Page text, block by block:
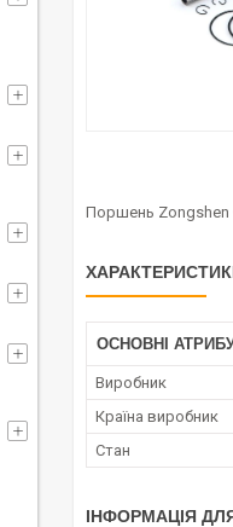
Поршень Zongshen
ОСНОВНІ
Виробник
Країна виробник
Стан
ІНФОРМАЦІЯ